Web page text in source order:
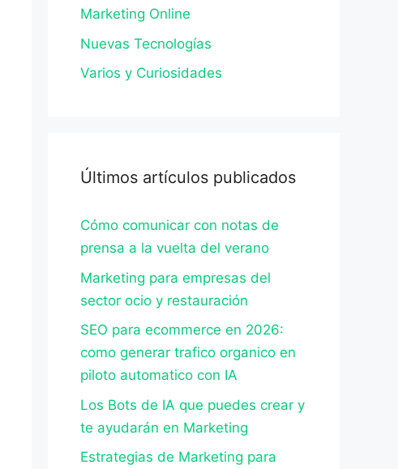
Marketing Online
Nuevas Tecnologías
Varios y Curiosidades
Últimos artículos publicados
Cómo comunicar con notas de
prensa a la vuelta del verano
Marketing para empresas del
sector ocio y restauración
SEO para ecommerce en 2026:
como generar trafico organico en
piloto automatico con IA
Los Bots de IA que puedes crear y
te ayudarán en Marketing
Estrategias de Marketing para